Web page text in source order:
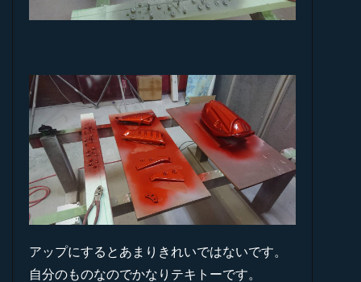
アップにするとあまりきれいではないです。
自分のものなのでかなりテキトーです。